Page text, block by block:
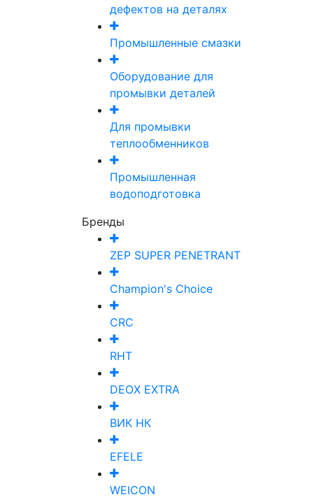
дефектов на деталях
Промышленные смазки
Оборудование для
промывки деталей
Для промывки
теплообменников
Промышленная
водоподготовка
Бренды
ZEP SUPER PENETRANT
Champion's Choice
CRC
RHT
DEOX EXTRA
ВИК НК
EFELE
WEICON